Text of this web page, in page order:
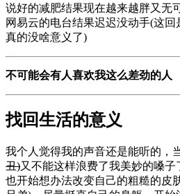
说好的减肥结果现在越来越胖又无
网易云的电台结果迟迟没动手(这
真的没啥意义了)
不可能会有人喜欢我这么差劲的人
找回生活的意义
我个人觉得我的声音还是能听的，
丑)又不能这样浪费了我美妙的嗓子
也开始想办法改变自己的粗糙的皮